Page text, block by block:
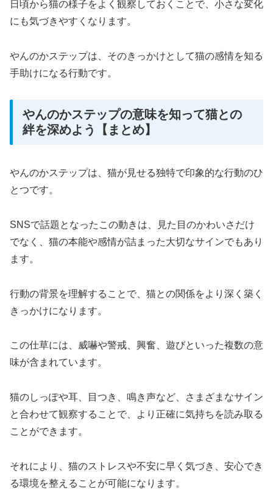
日頃から猫の様子をよく観察しておくことで、小さな変化
にも気づきやすくなります。
やんのかステップは、そのきっかけとして猫の感情を知る
手助けになる行動です。
やんのかステップの意味を知って猫との
絆を深めよう【まとめ】
やんのかステップは、猫が見せる独特で印象的な行動のひ
とつです。
SNSで話題となったこの動きは、見た目のかわいさだけ
でなく、猫の本能や感情が詰まった大切なサインでもあり
ます。
行動の背景を理解することで、猫との関係をより深く築く
きっかけになります。
この仕草には、威嚇や警戒、興奮、遊びといった複数の意
味が含まれています。
猫のしっぽや耳、目つき、鳴き声など、さまざまなサイン
と合わせて観察することで、より正確に気持ちを読み取る
ことができます。
それにより、猫のストレスや不安に早く気づき、安心でき
る環境を整えることが可能になります。